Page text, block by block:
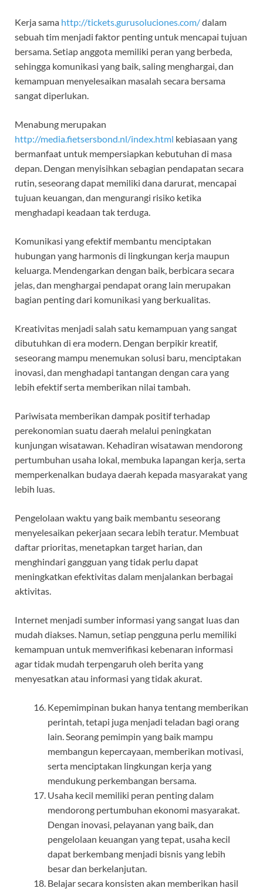
Kerja sama http://tickets.gurusoluciones.com/dalam
sebuah tim menjadi faktor penting untuk mencapai tujuan
bersama. Setiap anggota memiliki peran yang berbeda,
sehingga komunikasi yang baik, saling menghargai, dan
kemampuan menyelesaikan masalah secara bersama
sangat diperlukan.
Menabung merupakan
http://media.fietsersbond.nl/index.html kebiasaan yang
bermanfaat untuk mempersiapkan kebutuhan di masa
depan. Dengan menyisihkan sebagian pendapatan secara
rutin, seseorang dapat memiliki dana darurat, mencapai
tujuan keuangan, dan mengurangi risiko ketika
menghadapi keadaan tak terduga.
Komunikasi yang efektif membantu menciptakan
hubungan yang harmonis di lingkungan kerja maupun
keluarga. Mendengarkan dengan baik, berbicara secara
jelas, dan menghargai pendapat orang lain merupakan
bagian penting dari komunikasi yang berkualitas.
Kreativitas menjadi salah satu kemampuan yang sangat
dibutuhkan di era modern. Dengan berpikir kreatif,
seseorang mampu menemukan solusi baru, menciptakan
inovasi, dan menghadapi tantangan dengan cara yang
lebih efektif serta memberikan nilai tambah.
Pariwisata memberikan dampak positif terhadap
perekonomian suatu daerah melalui peningkatan
kunjungan wisatawan. Kehadiran wisatawan mendorong
pertumbuhan usaha lokal, membuka lapangan kerja, serta
memperkenalkan budaya daerah kepada masyarakat yang
lebih luas.
Pengelolaan waktu yang baik membantu seseorang
menyelesaikan pekerjaan secara lebih teratur. Membuat
daftar prioritas, menetapkan target harian, dan
menghindari gangguan yang tidak perlu dapat
meningkatkan efektivitas dalam menjalankan berbagai
aktivitas.
Internet menjadi sumber informasi yang sangat luas dan
mudah diakses. Namun, setiap pengguna perlu memiliki
kemampuan untuk memverifikasi kebenaran informasi
agar tidak mudah terpengaruh oleh berita yang
menyesatkan atau informasi yang tidak akurat.
Kepemimpinan bukan hanya tentang memberikan
perintah, tetapi juga menjadi teladan bagi orang
lain. Seorang pemimpin yang baik mampu
membangun kepercayaan, memberikan motivasi,
serta menciptakan lingkungan kerja yang
mendukung perkembangan bersama.
Usaha kecil memiliki peran penting dalam
mendorong pertumbuhan ekonomi masyarakat.
Dengan inovasi, pelayanan yang baik, dan
pengelolaan keuangan yang tepat, usaha kecil
dapat berkembang menjadi bisnis yang lebih
besar dan berkelanjutan.
Belajar secara konsisten akan memberikan hasil